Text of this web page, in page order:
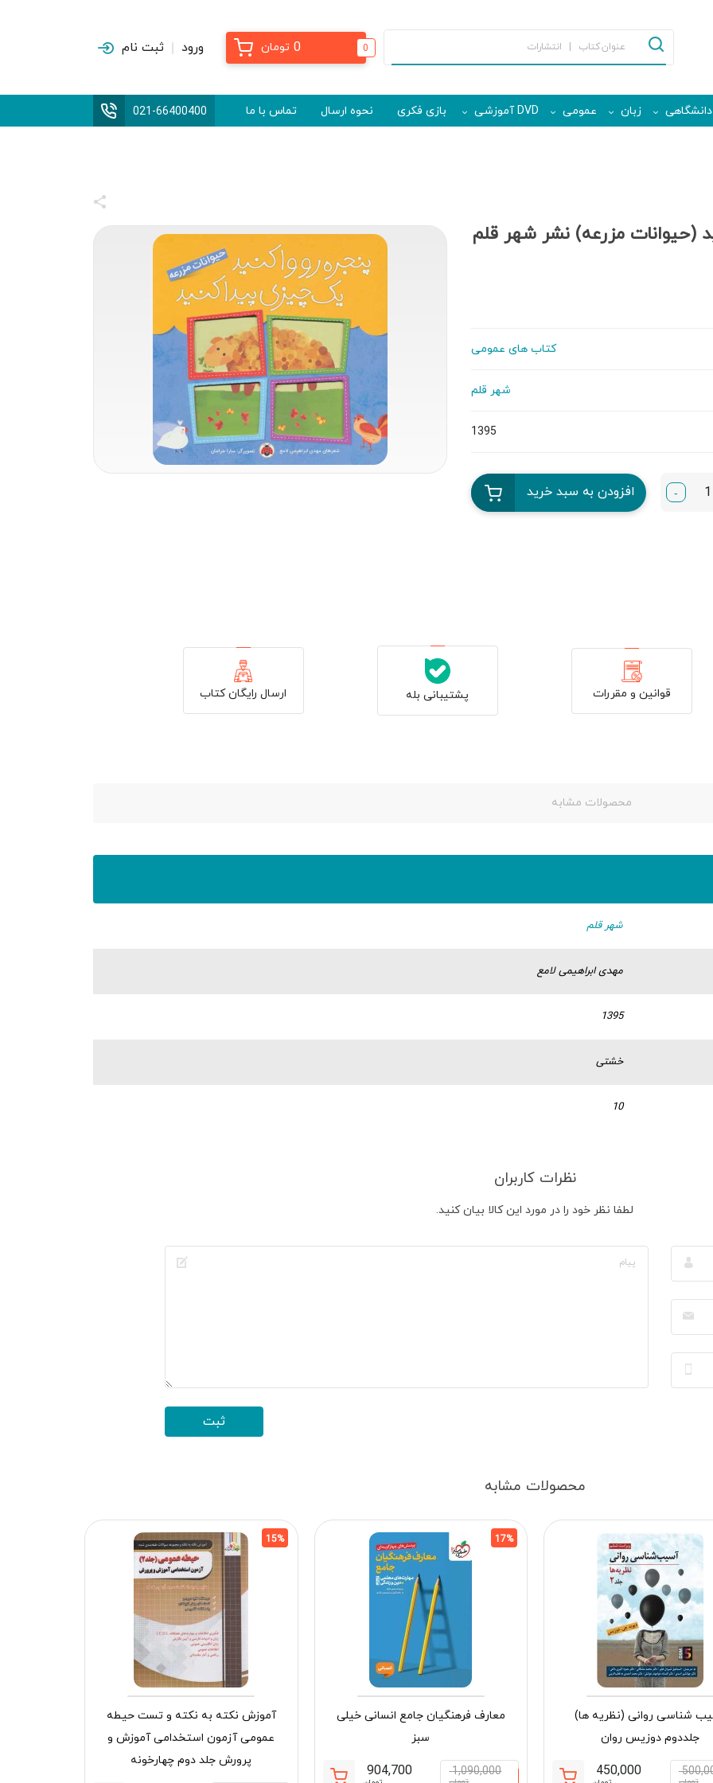
0
0 تومان ورود ثبت نام
دانشگاهی زبان عمومی DVD آموزشی بازی فکری نحوه ارسال تماس با ما 021-66400400
(حیوانات مزرعه) نشر شهر قلم
کتاب های عمومی
شهر قلم
1395
- افزودن به سبد خرید
قوانین و مقررات پشتیبانی بله ارسال رایگان کتاب
محصولات مشابه
شهر قلم
مهدی ابراهیمی لامع
1395
خشتی
10
نظرات کاربران
لطفا نظر خود را در مورد این کالا بیان کنید.
محصولات مشابه
شناسی روانی (نظریه ها)
جلددوم دوزیس روان
450,000
17%
معارف فرهنگیان جامع انسانی خیلی
سبز
1,090,000
904,700
15%
آموزش نکته به نکته و تست حیطه
عمومی آزمون استخدامی آموزش و
پرورش جلد دوم چهارخونه